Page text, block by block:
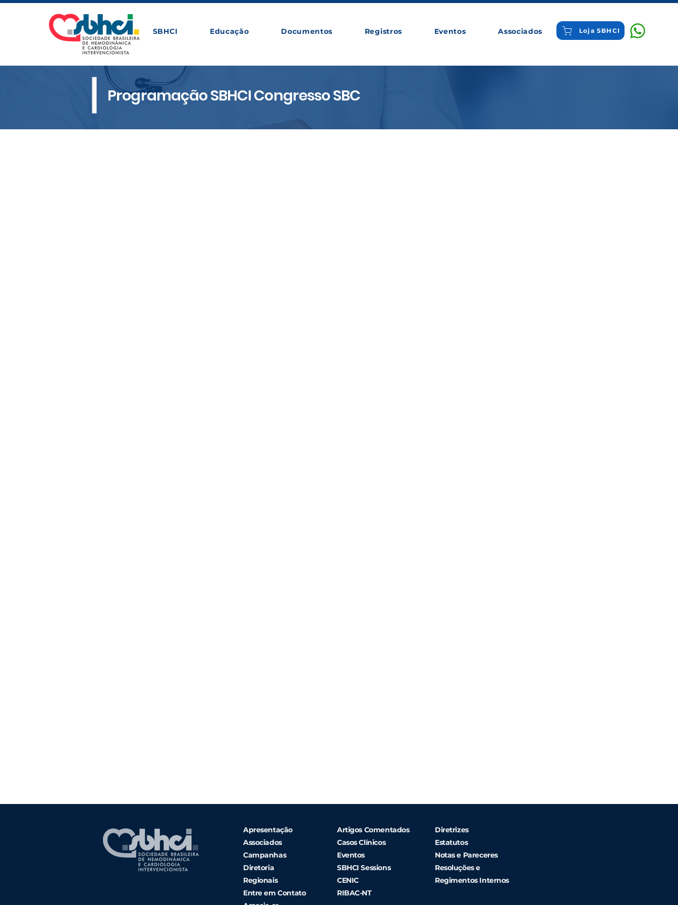
SBHCI Educação Documentos Registros Eventos Associados Loja SBHCI
Programação SBHCI Congresso SBC
Apresentação
Associados
Campanhas
Diretoria
Regionais
Entre em Contato
Artigos Comentados
Casos Clínicos
Eventos
SBHCI Sessions
CENIC
RIBAC-NT
Diretrizes
Estatutos
Notas e Pareceres
Resoluções e
Regimentos Internos